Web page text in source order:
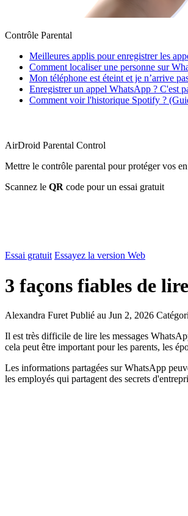
Contrôle Parental
Meilleures applis pour enregistrer les
Comment localiser une personne sur
Mon téléphone est éteint et je n’arrive
Enregistrer un appel WhatsApp ? C'est
Comment voir l'historique Spotify ?
AirDroid Parental Control
Mettre le contrôle parental pour protéger vos
Scannez le QR code pour un essai gratuit
Essai gratuit Essayez la version Web
3 façons fiables de
Alexandra Furet Publié au Jun 2, 2026
Il est très difficile de lire les messages
cela peut être important pour les parents, les
Les informations partagées sur WhatsApp
les employés qui partagent des secrets